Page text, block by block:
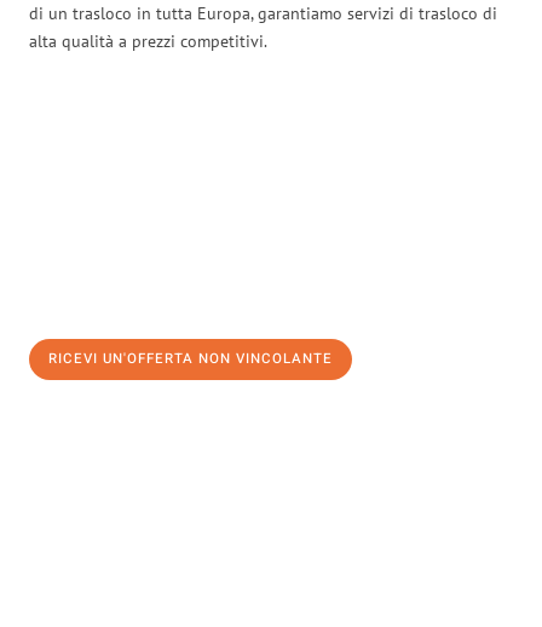
di un trasloco in tutta Europa, garantiamo servizi di trasloco di
alta qualità a prezzi competitivi.
RICEVI UN'OFFERTA NON VINCOLANTE